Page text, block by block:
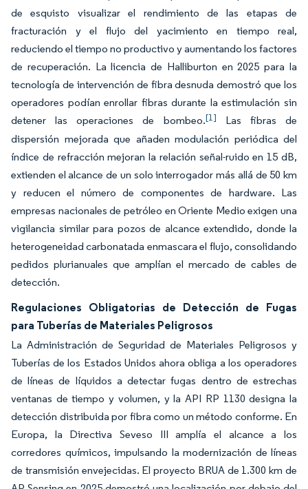
de esquisto visualizar el rendimiento de las etapas de
fracturación y el flujo del yacimiento en tiempo real,
reduciendo el tiempo no productivo y aumentando los factores
de recuperación. La licencia de Halliburton en 2025 para la
tecnología de intervención de fibra desnuda demostró que los
operadores podían enrollar fibras durante la estimulación sin
detener las operaciones de bombeo.[1] Las fibras de
dispersión mejorada que añaden modulación periódica del
índice de refracción mejoran la relación señal-ruido en 15 dB,
extienden el alcance de un solo interrogador más allá de 50 km
y reducen el número de componentes de hardware. Las
empresas nacionales de petróleo en Oriente Medio exigen una
vigilancia similar para pozos de alcance extendido, donde la
heterogeneidad carbonatada enmascara el flujo, consolidando
pedidos plurianuales que amplían el mercado de cables de
detección.
Regulaciones Obligatorias de Detección de Fugas
para Tuberías de Materiales Peligrosos
La Administración de Seguridad de Materiales Peligrosos y
Tuberías de los Estados Unidos ahora obliga a los operadores
de líneas de líquidos a detectar fugas dentro de estrechas
ventanas de tiempo y volumen, y la API RP 1130 designa la
detección distribuida por fibra como un método conforme. En
Europa, la Directiva Seveso III amplía el alcance a los
corredores químicos, impulsando la modernización de líneas
de transmisión envejecidas. El proyecto BRUA de 1.300 km de